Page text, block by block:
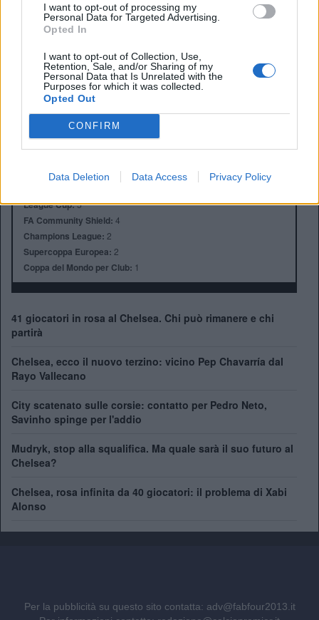
I want to opt-out of processing my
Personal Data for Targeted Advertising.
Opted In
I want to opt-out of Collection, Use,
Retention, Sale, and/or Sharing of my
Personal Data that Is Unrelated with the
Purposes for which it was collected.
Opted Out
CONFIRM
Data Deletion Data Access Privacy Policy
Anno di Fondazione:1905
Stadio:Stamford Bridge (41.837)
Città:Londra
Presidente:Todd Boehly
Premier League:6
League Cup:5
FA Community Shield: 4
Champions League: 2
Supercoppa Europea: 2
Coppa del Mondo per Club: 1
41 giocatori in rosa al Chelsea. Chi può rimanere e chi
partirà
Chelsea, ecco il nuovo terzino: vicino Pep Chavarría dal
Rayo Vallecano
City scatenato sulle corsie: contatto per Pedro Neto,
Savinho spinge per l'addio
Mudryk, stop alla squalifica. Ma quale sarà il suo futuro al
Chelsea?
Chelsea, rosa infinita da 40 giocatori: il problema di Xabi
Alonso
Per la pubblicità su questo sito contatta: adv@fabfour2013.it